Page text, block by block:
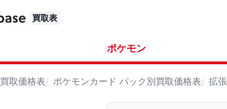
買取表
ポケモン
買取価格表 ポケモンカード パック別買取価格表 拡